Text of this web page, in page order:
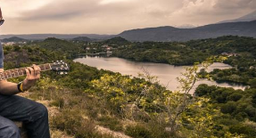
интернет-магазина
на 1С-Битрикс